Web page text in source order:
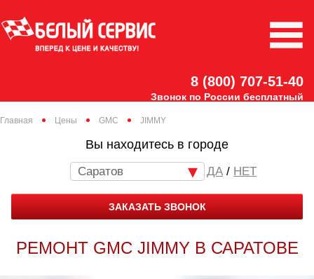
8 (800) 707-51-40
Звонок по России бесплатный
Главная Цены GMC JIMMY
Вы находитесь в городе
Саратов / НЕТ
ЗАКАЗАТЬ ЗВОНОК
РЕМОНТ GMC JIMMY В САРАТОВЕ